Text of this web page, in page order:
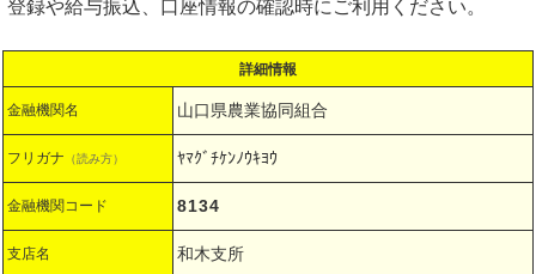
登録や給与振込、口座情報の確認時にご利用ください。
詳細情報
金融機関名 山口県農業協同組合
フリガナ （読み方） ﾔﾏｸﾞﾁｹﾝﾉｳｷﾖｳ
金融機関コード 8134
支店名 和木支所